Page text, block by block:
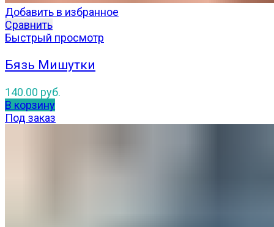
Добавить в избранное
Сравнить
Быстрый просмотр
Бязь Мишутки
140.00 руб.
В корзину
Под заказ